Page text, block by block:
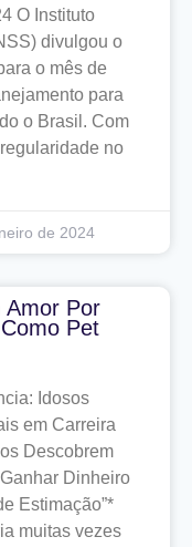
O Instituto
divulgou o
o mês de
para
o Brasil. Com
no
de 2024
Amor Por
Pet
Idosos
em Carreira
Descobrem
Dinheiro
Estimação”*
muitas vezes